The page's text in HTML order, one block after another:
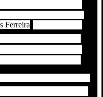
Ferreira